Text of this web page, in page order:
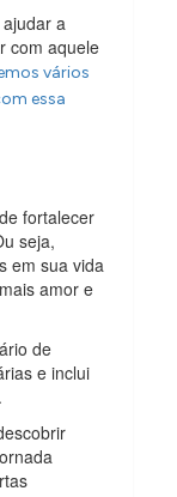
a
com aquele
vários
essa
fortalecer
seja,
em sua vida
amor e
de
e inclui